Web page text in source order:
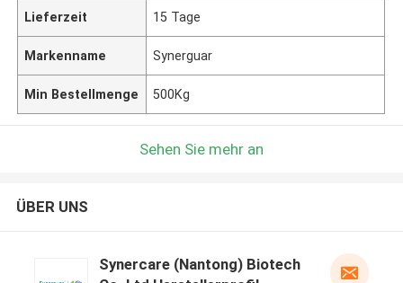
Lieferzeit 15 Tage
Markenname Synerguar
Min Bestellmenge 500Kg
Sehen Sie mehr an
ÜBER UNS
Synercare (Nantong) Biotech